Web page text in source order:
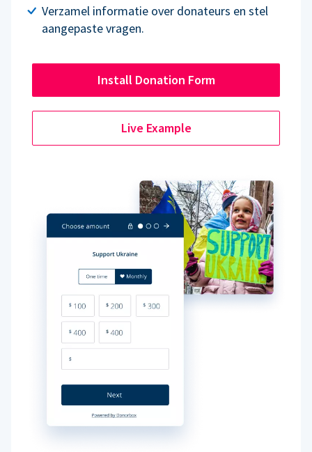
Verzamel informatie over donateurs en stel
aangepaste vragen.
Install Donation Form
Live Example